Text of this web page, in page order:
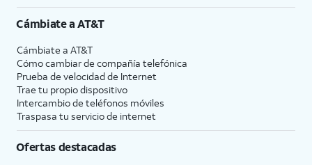
Cámbiate aAT&T
Cámbiate a AT&T
Cómo cambiar de compañía telefónica
Prueba de velocidad de Internet
Trae tu propio dispositivo
Intercambio de teléfonos móviles
Traspasa tu servicio de internet
Ofertas destacadas